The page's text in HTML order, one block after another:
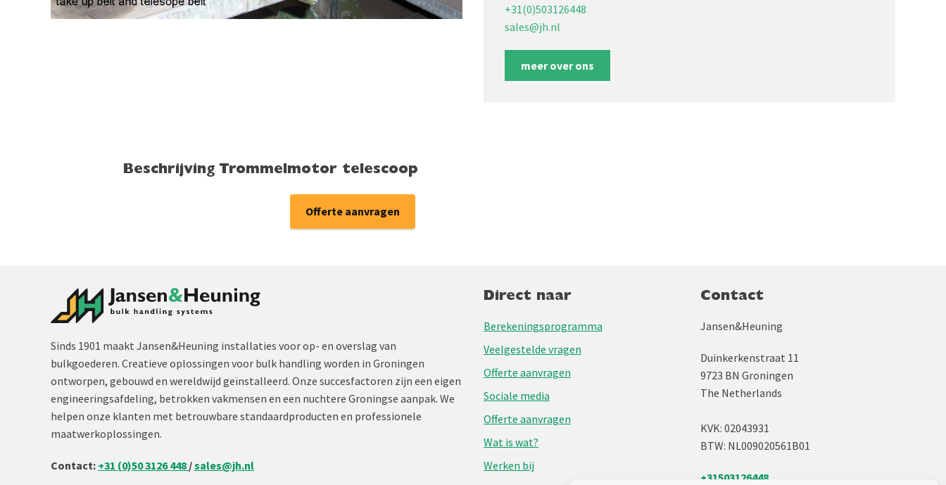
+31(0)503126448
sales@jh.nl
meer over ons
Beschrijving Trommelmotor telescoop
Offerte aanvragen
Sinds 1901 maakt Jansen&Heuning installaties voor op- en overslag van
bulkgoederen. Creatieve oplossingen voor bulk handling worden in Groningen
ontworpen, gebouwd en wereldwijd geïnstalleerd. Onze succesfactoren zijn een eigen
engineeringsafdeling, betrokken vakmensen en een nuchtere Groningse aanpak. We
helpen onze klanten met betrouwbare standaardproducten en professionele
maatwerkoplossingen.
Contact: +31 (0)50 3126 448 /sales@jh.nl
Direct naar
Berekeningsprogramma
Veelgestelde vragen
Offerte aanvragen
Sociale media
Offerte aanvragen
Wat is wat?
Werken bij
Contact
Jansen&Heuning
Duinkerkenstraat 11
9723 BN Groningen
The Netherlands
KVK: 02043931
BTW: NL009020561B01
+31503126448